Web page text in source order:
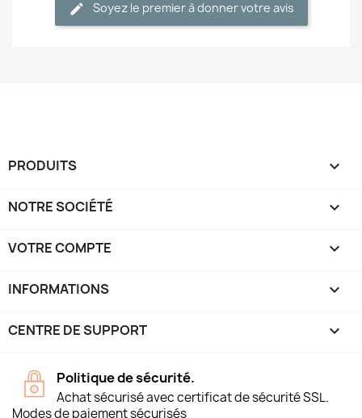
Soyez le premier à donner votre avis
PRODUITS 
NOTRE SOCIÉTÉ 
VOTRE COMPTE 
INFORMATIONS keyboard_arrow_down
CENTRE DE SUPPORT 
Politique de sécurité.
Achat sécurisé avec certificat de sécurité SSL.
Modes de paiement sécurisés